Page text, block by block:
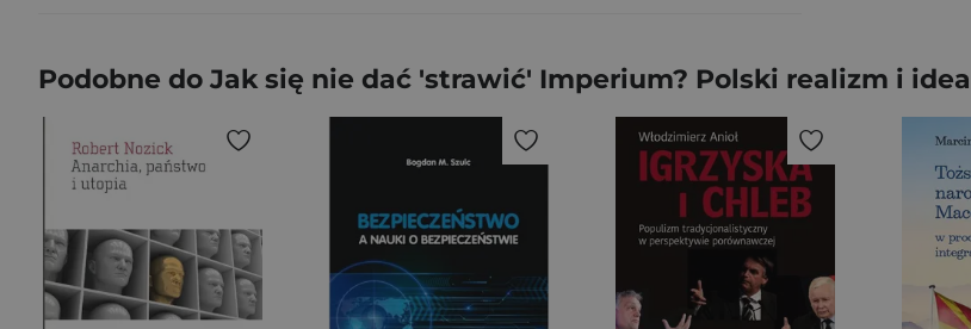
Podobne do Jak się nie dać 'strawić' Imperium? Polski realizm i